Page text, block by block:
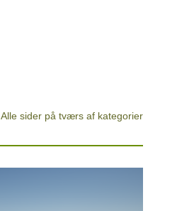
Alle sider på tværs af kategorier